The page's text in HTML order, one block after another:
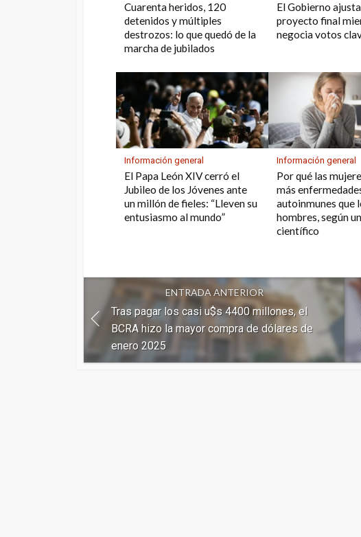
Cuarenta heridos, 120
detenidos y múltiples
destrozos: lo que quedó de la
marcha de jubilados
El Gobierno
proyecto final
negocia votos
Información general
El Papa León XIV cerró el
Jubileo de los Jóvenes ante
un millón de fieles: “Lleven su
entusiasmo al mundo”
Información general
Por qué las
más
autoinmunes que
hombres, según
científico
ENTRADA ANTERIOR
Tras pagar los casi u$s 4400 millones, el
BCRA hizo la mayor compra de dólares de
enero 2025